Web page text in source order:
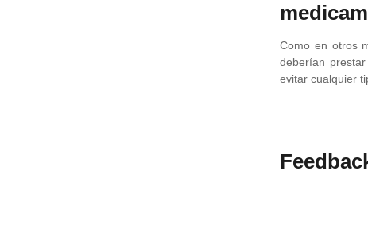
Como en otros
deberían
evitar cualquier